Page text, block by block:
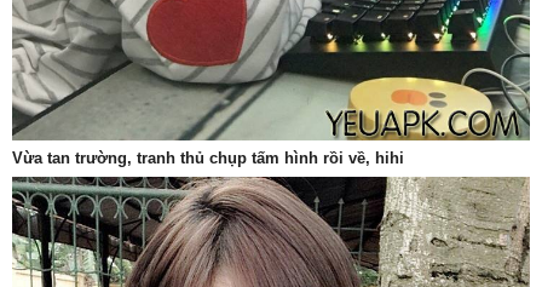
Vừa tan trường, tranh thủ chụp tấm hình rồi về, hihi